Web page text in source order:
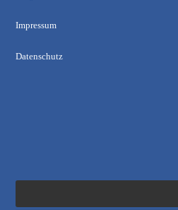
Impressum
Datenschutz